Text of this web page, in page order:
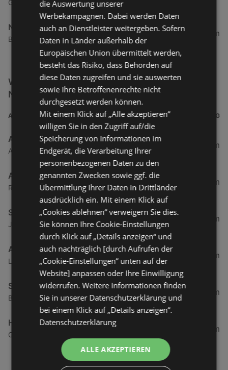
Gaschurn 8a, 6793 Gaschurn
Nah&Frisch
Bach 43a, 6653 Bach
64,68 km
Weitere Getränke & Lebensmittel Filialen in der
Nähe
ADRESSE ENTFERNUNG
ADEG Österreich Handelsakt.Ges
Atu53220009 Rheinstraße 1, 6974 Gaissau
0,5 km
ADEG
Rheinstraße 1, 6974 Gaissau
0,5 km
SPAR Supermarkt
Jägerweg 2, 6973 Höchst
1,94 km
ADEG
Landstraße 50, 6973 Hoechst
2,69 km
SPAR Supermarkt
Bundesstraße 80, 6972 Fussach
3,84 km
HOFER
Gartenstraße 6, 6973 Höchst
3,86 km
die Auswertung unserer
Werbekampagnen. Dabei werden Daten
auch an Dienstleister weitergeben. Sofern
Daten in Länder außerhalb der
Europäischen Union übermittelt werden,
besteht das Risiko, dass Behörden auf
diese Daten zugreifen und sie auswerten
sowie Ihre Betroffenenrechte nicht
durchgesetzt werden können.
Mit einem Klick auf „Alle akzeptieren“
willigen Sie in den Zugriff auf/die
Speicherung von Informationen im
Endgerät, die Verarbeitung Ihrer
personenbezogenen Daten zu den
genannten Zwecken sowie ggf. die
Übermittlung Ihrer Daten in Drittländer
ausdrücklich ein. Mit einem Klick auf
„Cookies ablehnen“ verweigern Sie dies.
Sie können Ihre Cookie-Einstellungen
durch Klick auf „Details anzeigen“ und
auch nachträglich [durch Aufrufen der
„Cookie-Einstellungen“ unten auf der
Website] anpassen oder Ihre Einwilligung
widerrufen. Weitere Informationen finden
Sie in unserer Datenschutzerklärung und
bei einem Klick auf „Details anzeigen“.
Datenschutzerklärung
ALLE AKZEPTIEREN